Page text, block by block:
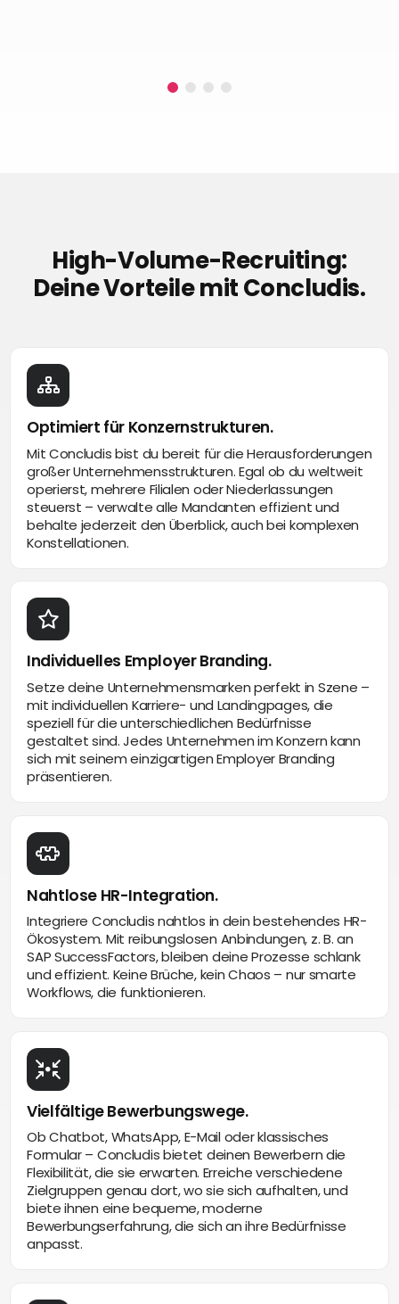
High-Volume-Recruiting:
Deine Vorteile mit Concludis.
Optimiert für Konzernstrukturen.
Mit Concludis bist du bereit für die Herausforderungen
großer Unternehmensstrukturen. Egal ob du weltweit
operierst, mehrere Filialen oder Niederlassungen
steuerst – verwalte alle Mandanten effizient und
behalte jederzeit den Überblick, auch bei komplexen
Konstellationen.
Individuelles Employer Branding.
Setze deine Unternehmensmarken perfekt in Szene –
mit individuellen Karriere- und Landingpages, die
speziell für die unterschiedlichen Bedürfnisse
gestaltet sind. Jedes Unternehmen im Konzern kann
sich mit seinem einzigartigen Employer Branding
präsentieren.
Nahtlose HR-Integration.
Integriere Concludis nahtlos in dein bestehendes HR-
Ökosystem. Mit reibungslosen Anbindungen, z. B. an
SAP SuccessFactors, bleiben deine Prozesse schlank
und effizient. Keine Brüche, kein Chaos – nur smarte
Workflows, die funktionieren.
Vielfältige Bewerbungswege.
Ob Chatbot, WhatsApp, E-Mail oder klassisches
Formular – Concludis bietet deinen Bewerbern die
Flexibilität, die sie erwarten. Erreiche verschiedene
Zielgruppen genau dort, wo sie sich aufhalten, und
biete ihnen eine bequeme, moderne
Bewerbungserfahrung, die sich an ihre Bedürfnisse
anpasst.